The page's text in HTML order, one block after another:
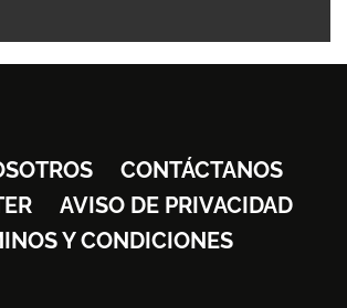
CONTÁCTANOS
AVISO DE PRIVACIDAD
Y CONDICIONES